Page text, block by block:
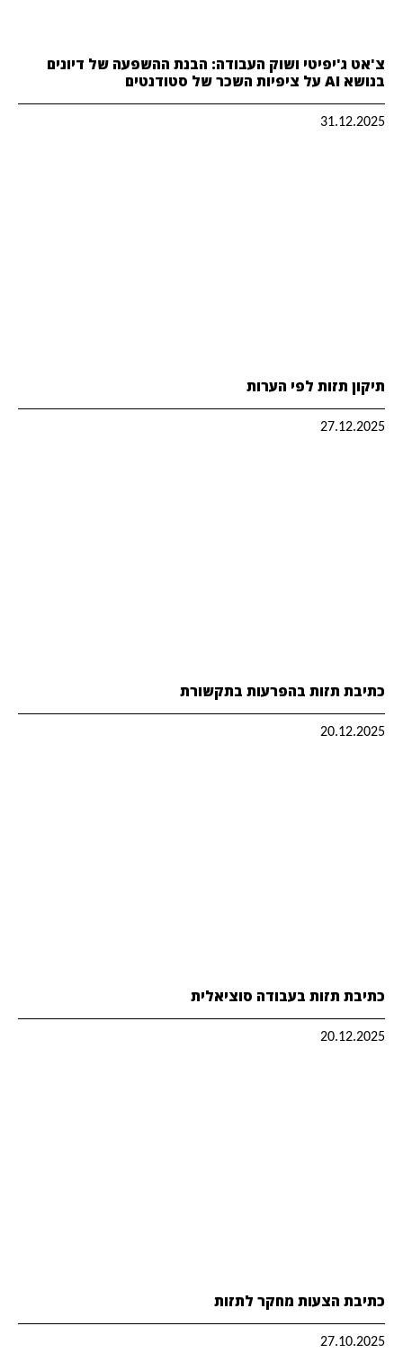
צ'אט ג'יפיטי ושוק העבודה: הבנת ההשפעה של דיונים
בנושא AI על ציפיות השכר של סטודנטים
31.12.2025
תיקון תזות לפי הערות
27.12.2025
כתיבת תזות בהפרעות בתקשורת
20.12.2025
כתיבת תזות בעבודה סוציאלית
20.12.2025
כתיבת הצעות מחקר לתזות
27.10.2025